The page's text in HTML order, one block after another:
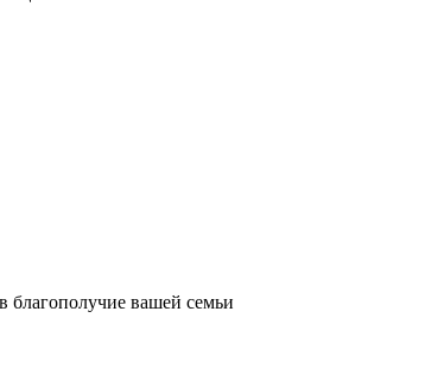
благополучие вашей семьи